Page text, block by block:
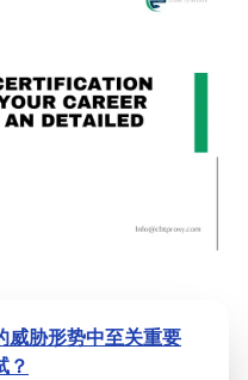
威胁形势中至关重要
？